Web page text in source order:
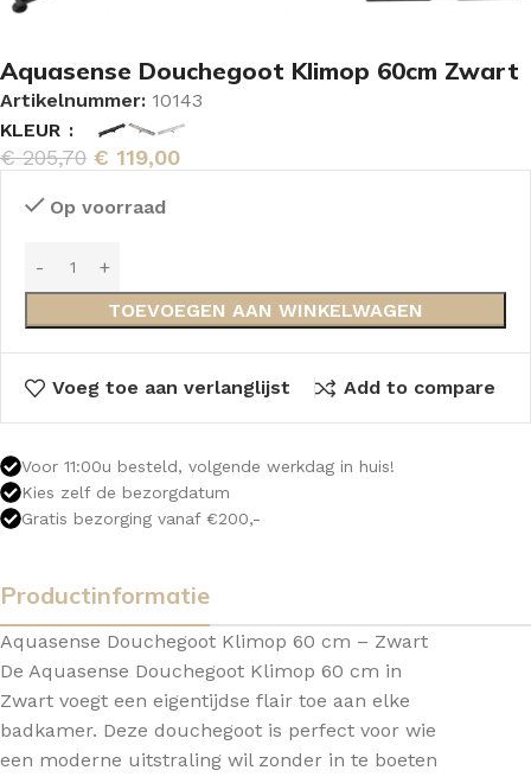
Aquasense Douchegoot Klimop 60cm Zwart
Artikelnummer: 10143
KLEUR
€205,70 € 119,00
Op voorraad
TOEVOEGEN AAN WINKELWAGEN
Voeg toe aan verlanglijst Add to compare
Voor 11:00u besteld, volgende werkdag in huis!
Kies zelf de bezorgdatum
Gratis bezorging vanaf €200,-
Productinformatie
Aquasense Douchegoot Klimop 60 cm – Zwart
De Aquasense Douchegoot Klimop 60 cm in
Zwart voegt een eigentijdse flair toe aan elke
badkamer. Deze douchegoot is perfect voor wie
een moderne uitstraling wil zonder in te boeten